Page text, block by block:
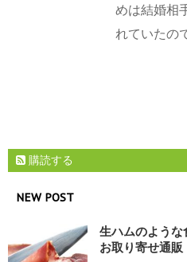
めは結婚相
れていたの
購読する
NEW POST
生ハムのよう
お取り寄せ通販